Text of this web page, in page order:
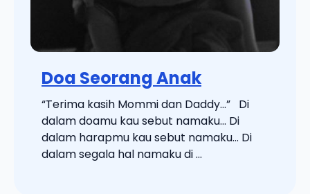
Doa Seorang Anak
“Terima kasih Mommi dan Daddy…” Di
dalam doamu kau sebut namaku… Di
dalam harapmu kau sebut namaku… Di
dalam segala hal namaku di ...